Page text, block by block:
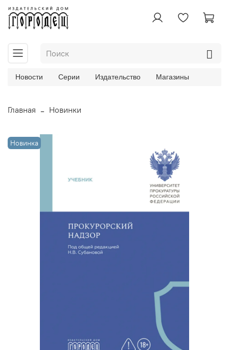
Новости Серии Издательство Магазины
Главная Новинки
Новинка